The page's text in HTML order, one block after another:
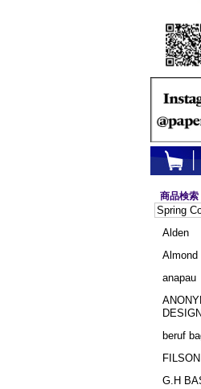
商品検索
Alden
Almond
anapau
DESIGN
beruf
FILSON
G.H